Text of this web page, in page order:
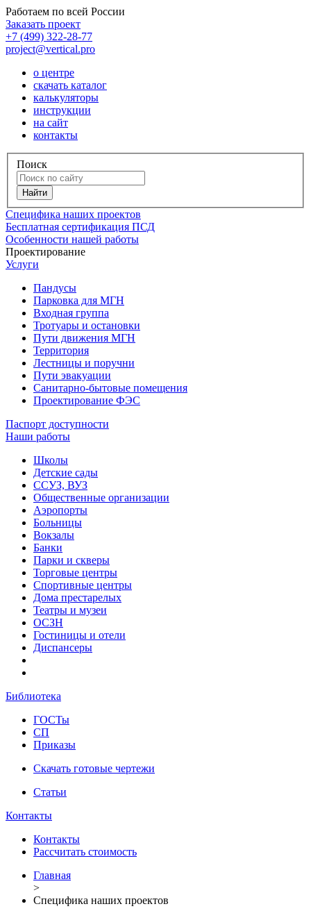
Работаем по всей России
Заказать проект
+7 (499) 322-28-77
project@vertical.pro
о центре
скачать каталог
калькуляторы
инструкции
на сайт
контакты
Поиск
Специфика наших проектов
Бесплатная сертификация ПСД
Особенности нашей работы
Проектирование
Услуги
Пандусы
Парковка для МГН
Входная группа
Тротуары и остановки
Пути движения МГН
Территория
Лестницы и поручни
Пути эвакуации
Санитарно-бытовые помещения
Проектирование ФЭС
Паспорт доступности
Наши работы
Школы
Детские сады
ССУЗ, ВУЗ
Общественные организации
Аэропорты
Больницы
Вокзалы
Банки
Парки и скверы
Торговые центры
Спортивные центры
Дома престарелых
Театры и музеи
ОСЗН
Гостиницы и отели
Диспансеры
Библиотека
ГОСТы
СП
Приказы
Скачать готовые чертежи
Статьи
Контакты
Контакты
Рассчитать стоимость
Главная
>
Специфика наших проектов